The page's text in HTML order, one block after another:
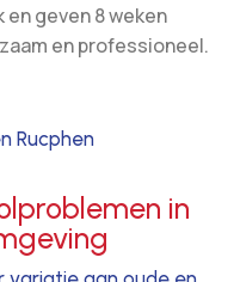
geven 8 weken
en professioneel.
in